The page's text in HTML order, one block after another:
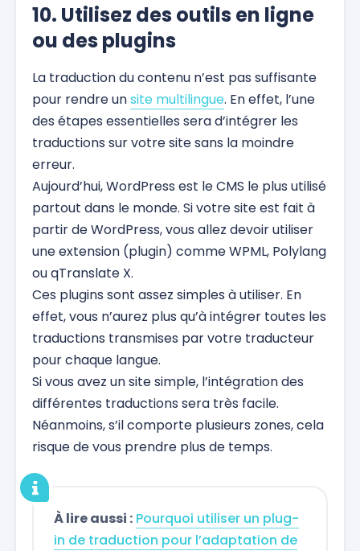
10. Utilisez des outils en ligne
ou des plugins
La traduction du contenu n’est pas suffisante
pour rendre unsite multilingue. En effet, l’une
des étapes essentielles sera d’intégrer les
traductions sur votre site sans la moindre
erreur.
Aujourd’hui, WordPress est le CMS le plus utilisé
partout dans le monde. Si votre site est fait à
partir de WordPress, vous allez devoir utiliser
une extension (plugin) comme WPML, Polylang
ou qTranslate X.
Ces plugins sont assez simples à utiliser. En
effet, vous n’aurez plus qu’à intégrer toutes les
traductions transmises par votre traducteur
pour chaque langue.
Si vous avez un site simple, l’intégration des
différentes traductions sera très facile.
Néanmoins, s’il comporte plusieurs zones, cela
risque de vous prendre plus de temps.
À lire aussi : Pourquoi utiliser un plug-
in de traduction pour l’adaptation de